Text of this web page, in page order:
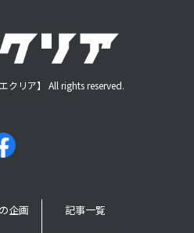
クリア】 All rights reserved.
企画 記事一覧